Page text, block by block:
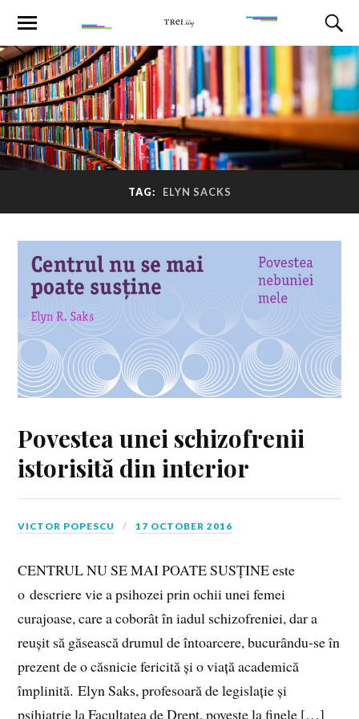
TAG: ELYN SACKS
Povestea unei schizofrenii
istorisită din interior
VICTOR POPESCU 17 OCTOBER 2016
CENTRUL NU SE MAI POATE SUSȚINE este
o descriere vie a psihozei prin ochii unei femei
curajoase, care a coborât în iadul schizofreniei, dar a
reușit să găsească drumul de întoarcere, bucurându-se în
prezent de o căsnicie fericită și o viață academică
împlinită. Elyn Saks, profesoară de legislație și
psihiatrie la Facultatea de Drept, povește la finele […]